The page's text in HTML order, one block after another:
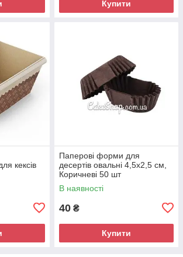
Купити
кексів
Паперові форми для
десертів овальні 4,5х2,5 см,
Коричневі 50 шт
В наявності
40 ₴
Купити